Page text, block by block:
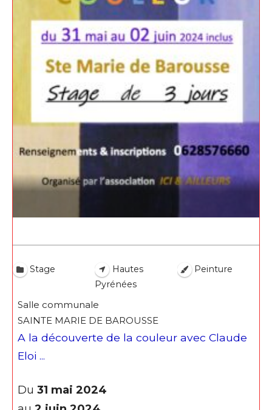
Prénom
J'accepte lestermes et conditions
Adresse email*
Statut / Organisation
J'accepte lestermes et conditions
Stage
Hautes
Pyrénées
Peinture
Salle communale
SAINTE MARIE DE BAROUSSE
A la découverte de la couleur avec Claude
Eloi ...
Du 31 mai 2024